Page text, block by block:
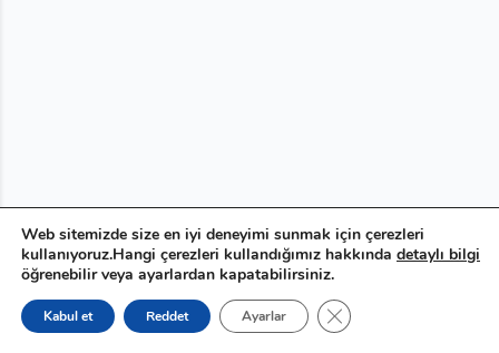
Web sitemizde size en iyi deneyimi sunmak için çerezleri
kullanıyoruz.Hangi çerezleri kullandığımız hakkında detaylı bilgi
öğrenebilir veya ayarlardan kapatabilirsiniz.
Kabul et Reddet Ayarlar GDPR çerez şeridini